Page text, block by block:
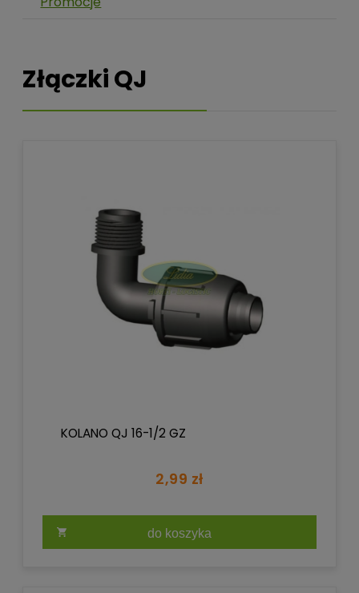
Złączki QJ
KOLANO QJ 16-1/2 GZ
2,99 zł
do koszyka